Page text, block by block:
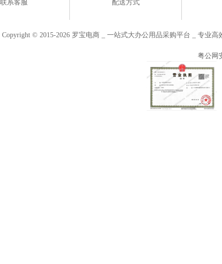
联系客服
配送方式
Copyright © 2015-2026 罗宝电商 _ 一站式大办公用品采购平台 _ 专业
粤公网